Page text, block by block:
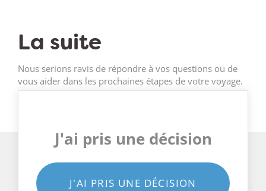
La suite
Nous serions ravis de répondre à vos questions ou de
vous aider dans les prochaines étapes de votre voyage.
J'ai pris une décision
J'AI PRIS UNE DÉCISION